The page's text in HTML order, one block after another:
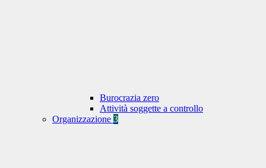
Burocrazia zero
Attività soggette a controllo
Organizzazione 3